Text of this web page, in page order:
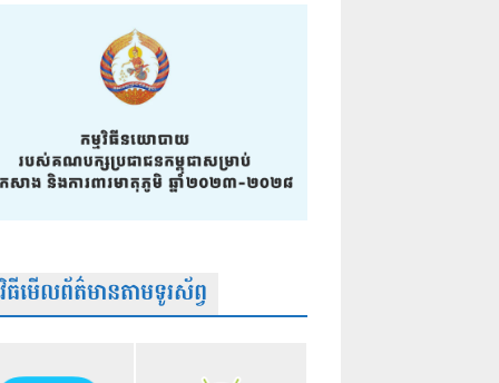
ធីមើលព័ត៌មានតាមទូរស័ព្វ